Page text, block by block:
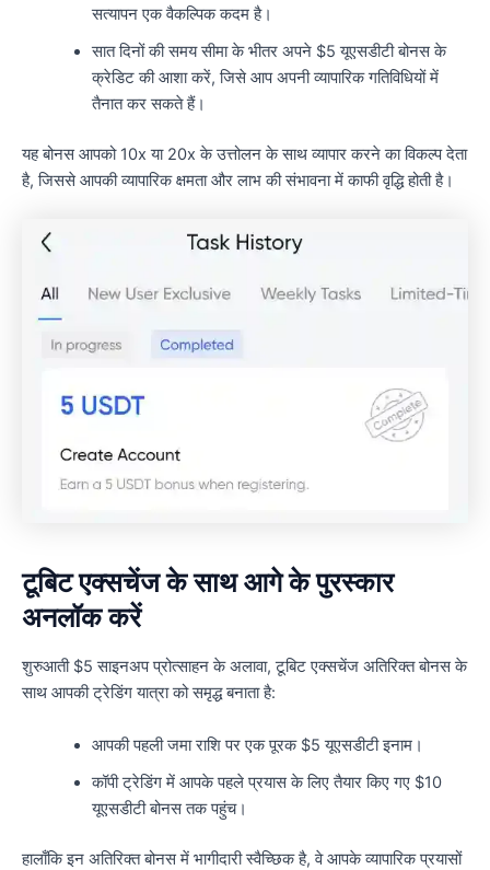
सत्यापन एक वैकल्पिक कदम है।
सात दिनों की समय सीमा के भीतर अपने $5 यूएसडीटी बोनस के
क्रेडिट की आशा करें, जिसे आप अपनी व्यापारिक गतिविधियों में
तैनात कर सकते हैं।
यह बोनस आपको 10x या 20x के उत्तोलन के साथ व्यापार करने का विकल्प देता
है, जिससे आपकी व्यापारिक क्षमता और लाभ की संभावना में काफी वृद्धि होती है।
टूबिट एक्सचेंज के साथ आगे के पुरस्कार
अनलॉक करें
शुरुआती $5 साइनअप प्रोत्साहन के अलावा, टूबिट एक्सचेंज अतिरिक्त बोनस के
साथ आपकी ट्रेडिंग यात्रा को समृद्ध बनाता है:
आपकी पहली जमा राशि पर एक पूरक $5 यूएसडीटी इनाम।
कॉपी ट्रेडिंग में आपके पहले प्रयास के लिए तैयार किए गए $10
यूएसडीटी बोनस तक पहुंच।
हालाँकि इन अतिरिक्त बोनस में भागीदारी स्वैच्छिक है, वे आपके व्यापारिक प्रयासों